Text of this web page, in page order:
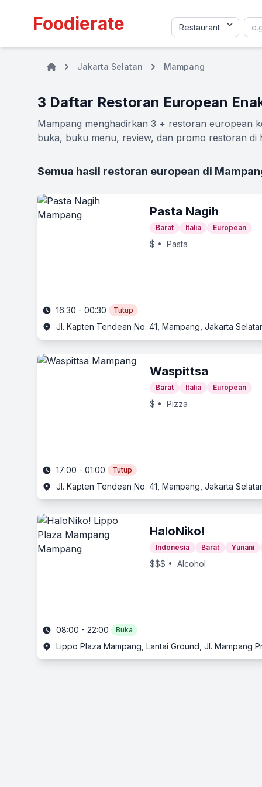
Foodierate
Jakarta Selatan Mampang
3 Daftar Restoran European
Mampang menghadirkan 3 + restoran european
buka, buku menu, review, dan promo restoran di
Semua hasil restoran european di
Pasta Nagih
Barat Italia European
$ • Pasta
16:30 - 00:30 Tutup
Jl. Kapten Tendean No. 41, Mampang, Jakarta
Waspittsa
Barat Italia European
$ • Pizza
17:00 - 01:00 Tutup
Jl. Kapten Tendean No. 41, Mampang, Jakarta
HaloNiko!
Indonesia Barat Yunani
$$$ • Alcohol
08:00 - 22:00 Buka
Lippo Plaza Mampang, Lantai Ground, Jl. Mampang